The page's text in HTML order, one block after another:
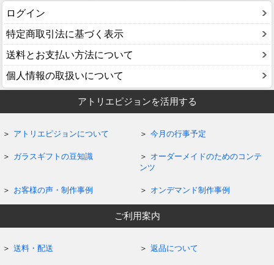
ログイン
特定商取引法に基づく表示
送料とお支払い方法について
個人情報の取扱いについて
アトリエピジョンを活用する
アトリエピジョンについて 今月の行事予定
ガラスギフトの豆知識
オーダーメイドのためのコンテ
ンツ
お客様の声・制作事例 オンデマンド制作事例
ご利用案内
送料・配送 返品について